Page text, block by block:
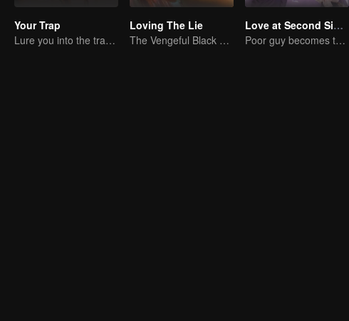
Your Trap
Lure you into the trap with love as bait
Loving The Lie
The Vengeful Black Lotus Falls for the Rogue Young Master
Love at Second Sight
Poor guy becomes the domineering CEO and pursues his first love